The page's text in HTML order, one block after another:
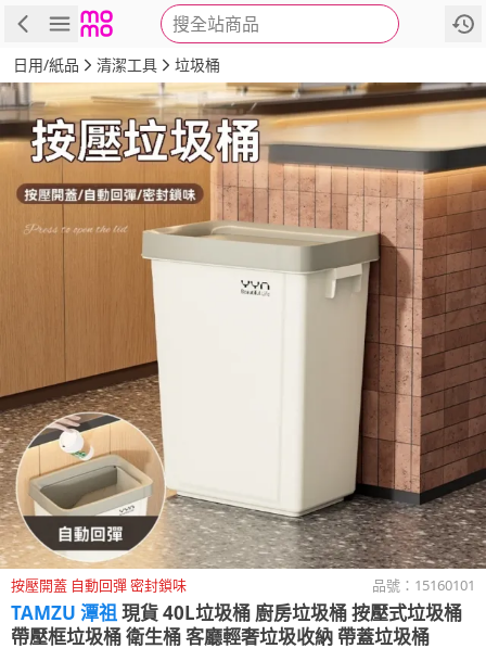
搜全站商品
商品 評價 詳情
日用/紙品 清潔工具 垃圾桶
按壓開蓋 自動回彈 密封鎖味 品號： 15160101
TAMZU 潭祖現貨 40L垃圾桶 廚房垃圾桶 按壓式垃圾桶
帶壓框垃圾桶 衛生桶 客廳輕奢垃圾收納 帶蓋垃圾桶